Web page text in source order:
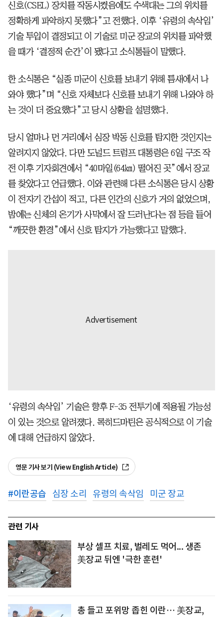
신호(CSEL) 장치를 작동시켰음에도 수색대는 그의 위치를
정확하게 파악하지 못했다”고 전했다. 이후 ‘유령의 속삭임’
기술 투입이 결정되고 이 기술로 미군 장교의 위치를 파악했
을 때가 ‘결정적 순간’이 됐다고 소식통들이 말했다.
한 소식통은 “실종 미군이 신호를 보내기 위해 틈새에서 나
와야 했다”며 “신호 자체보다 신호를 보내기 위해 나와야 하
는 것이 더 중요했다”고 당시 상황을 설명했다.
당시 얼마나 먼 거리에서 심장 박동 신호를 탐지한 것인지는
알려지지 않았다. 다만 도널드 트럼프 대통령은 6일 구조 작
전 이후 기자회견에서 “40마일(64㎞) 떨어진 곳”에서 장교
를 찾았다고 언급했다. 이와 관련해 다른 소식통은 당시 상황
이 전자기 간섭이 적고, 다른 인간의 신호가 거의 없었으며,
밤에는 신체의 온기가 사막에서 잘 드러난다는 점 등을 들어
“깨끗한 환경”에서 신호 탐지가 가능했다고 말했다.
‘유령의 속삭임’ 기술은 향후 F-35 전투기에 적용될 가능성
이 있는 것으로 알려졌다. 록히드마틴은 공식적으로 이 기술
에 대해 언급하지 않았다.
영문 기사 보기 (View English Article)
#이란공습 심장 소리 유령의 속삭임 미군 장교
관련 기사
부상 셀프 치료, 벌레도 먹어... 생존
美장교 뒤엔 '극한 훈련'
총 들고 포위망 좁힌 이란… 美장교,